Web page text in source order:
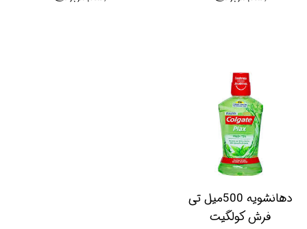
دهانشویه 500میل تی
فرش کولگیت